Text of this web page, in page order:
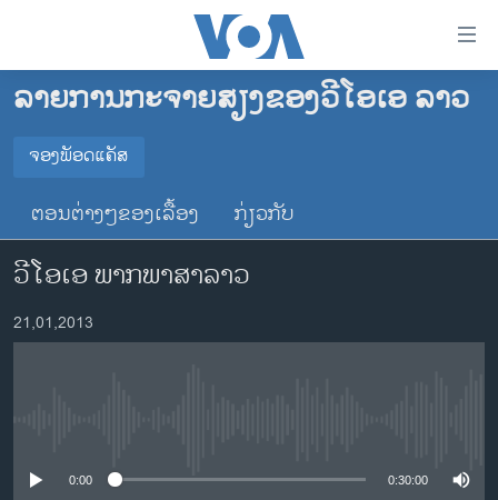
ເຂົ້າ
ຂ້າມ
ໄປ
ຫາ
ຊອກ
ຄົ້ນ
ໂຮມເພຈ
ລາວ
ອາເມຣິກາ
ການເລືອກຕັ້ງ ປະທານາທີບໍດີ ສະຫະລັດ 2024
ຂ່າວ​ຈີນ
ໂລກ
ຊຸມຊົນຊາວລາວ
ລາຍການກະຈາຍສຽງຂອງວີໂອເອ ລາວ
ຈອງພັອດແຄັສ
ຈອງພັອດແຄັສ
ຕອນຕ່າງໆຂອງເລື້ອງ ກ່ຽວກັບ
ວີໂອເອ ພາກພາສາລາວ
21,01,2013
0:00 0:30:00